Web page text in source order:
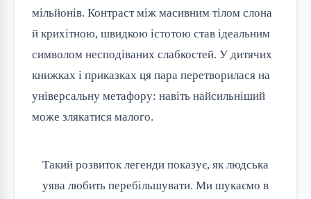
мільйонів. Контраст між масивним тілом слона
й крихітною, швидкою істотою став ідеальним
символом несподіваних слабкостей. У дитячих
книжках і приказках ця пара перетворилася на
універсальну метафору: навіть найсильніший
може злякатися малого.
Такий розвиток легенди показує, як людська
уява любить перебільшувати. Ми шукаємо в